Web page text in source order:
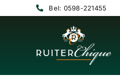
Bel: 0598-221455